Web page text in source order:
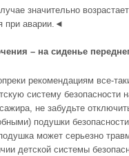
значительно
при аварии.◄
– на сиденье
рекомендациям все-
систему безопасности
не забудьте
подушки
может серьезно
детской системы